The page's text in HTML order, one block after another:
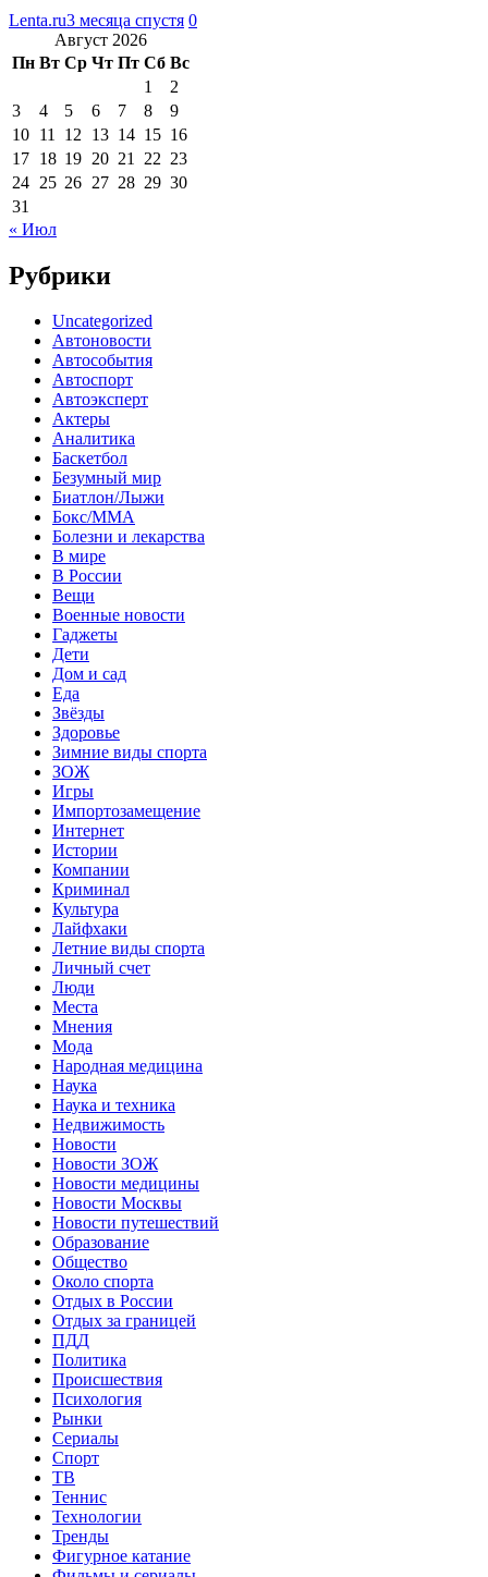
Lenta.ru3 месяца спустя 0
Август 2026
Пн Вт Ср Чт Пт Сб Вс
1
2
3
4 5 6 7 8
9
10 11 12 13 14 15 16
17 18 19 20 21 22 23
24 25 26 27 28 29 30
31
« Июл
Рубрики
Uncategorized
Автоновости
Автособытия
Автоспорт
Автоэксперт
Актеры
Аналитика
Баскетбол
Безумный мир
Биатлон/Лыжи
Бокс/MMA
Болезни и лекарства
В мире
В России
Вещи
Военные новости
Гаджеты
Дети
Дом и сад
Еда
Звёзды
Здоровье
Зимние виды спорта
ЗОЖ
Игры
Импортозамещение
Интернет
Истории
Компании
Криминал
Культура
Лайфхаки
Летние виды спорта
Личный счет
Люди
Места
Мнения
Мода
Народная медицина
Наука
Наука и техника
Недвижимость
Новости
Новости ЗОЖ
Новости медицины
Новости Москвы
Новости путешествий
Образование
Общество
Около спорта
Отдых в России
Отдых за границей
ПДД
Политика
Происшествия
Психология
Рынки
Сериалы
Спорт
ТВ
Теннис
Технологии
Тренды
Фигурное катание